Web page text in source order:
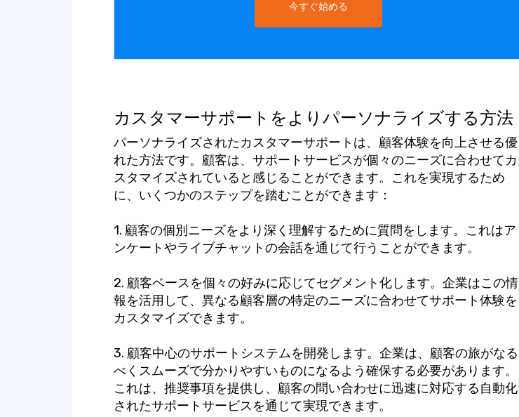
今すぐ始める
カスタマーサポートをよりパーソナライズする方法
パーソナライズされたカスタマーサポートは、顧客体験を向上させる優
れた方法です。顧客は、サポートサービスが個々のニーズに合わせてカ
スタマイズされていると感じることができます。これを実現するため
に、いくつかのステップを踏むことができます：
1. 顧客の個別ニーズをより深く理解するために質問をします。これはア
ンケートやライブチャットの会話を通じて行うことができます。
2. 顧客ベースを個々の好みに応じてセグメント化します。企業はこの情
報を活用して、異なる顧客層の特定のニーズに合わせてサポート体験を
カスタマイズできます。
3. 顧客中心のサポートシステムを開発します。企業は、顧客の旅がなる
べくスムーズで分かりやすいものになるよう確保する必要があります。
これは、推奨事項を提供し、顧客の問い合わせに迅速に対応する自動化
されたサポートサービスを通じて実現できます。